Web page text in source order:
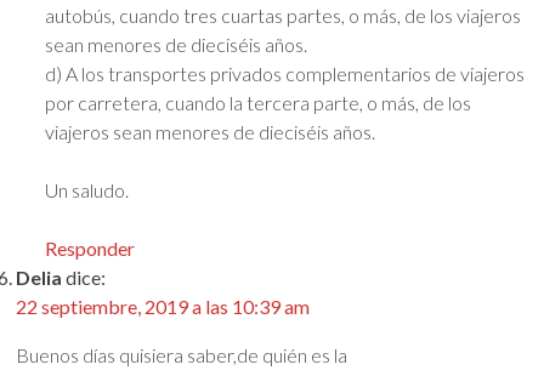
autobús, cuando tres cuartas partes, o más, de los viajeros
sean menores de dieciséis años.
d) A los transportes privados complementarios de viajeros
por carretera, cuando la tercera parte, o más, de los
viajeros sean menores de dieciséis años.
Un saludo.
Responder
Delia dice:
22 septiembre, 2019 a las 10:39 am
Buenos días quisiera saber,de quién es la